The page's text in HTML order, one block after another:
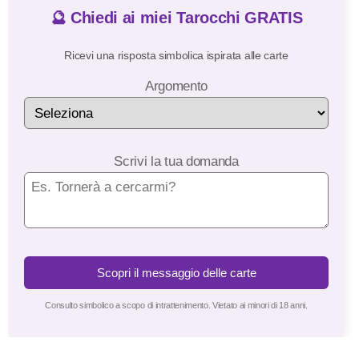
🔮 Chiedi ai miei Tarocchi GRATIS
Ricevi una risposta simbolica ispirata alle carte
Argomento
Scrivi la tua domanda
Scopri il messaggio delle carte
Consulto simbolico a scopo di intrattenimento. Vietato ai minori di 18 anni.